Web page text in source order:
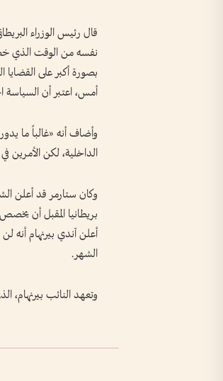
قال رئيس الوزراء
نفسه من الوقت الذي
أمس، اعتبر أن السياسة
وأضاف أنه «غالباً ما
الداخلية، لكن الأمرين
وكان ستارمر قد أعلن
بريطانيا المقبل أن
أعلن آندي بيرنهام أنه
الشهر.
وتعهد النائب بيرنهام،